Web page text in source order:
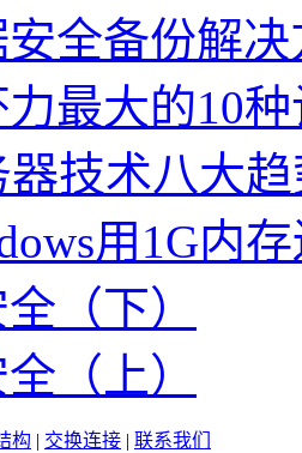
全备份解
最大的10
器技术八大
用1G内
（下）
（上）
构 | 交换连接 | 联系我们